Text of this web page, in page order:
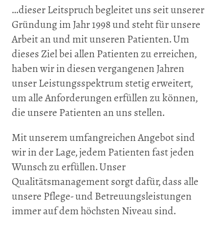
…dieser Leitspruch begleitet uns seit unserer
Gründung im Jahr 1998 und steht für unsere
Arbeit an und mit unseren Patienten. Um
dieses Ziel bei allen Patienten zu erreichen,
haben wir in diesen vergangenen Jahren
unser Leistungsspektrum stetig erweitert,
um alle Anforderungen erfüllen zu können,
die unsere Patienten an uns stellen.
Mit unserem umfangreichen Angebot sind
wir in der Lage, jedem Patienten fast jeden
Wunsch zu erfüllen. Unser
Qualitätsmanagement sorgt dafür, dass alle
unsere Pflege- und Betreuungsleistungen
immer auf dem höchsten Niveau sind.